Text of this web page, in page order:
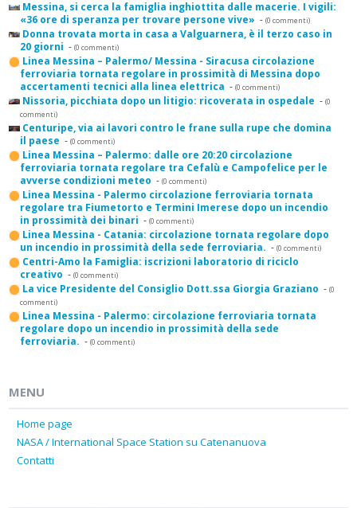
Messina, si cerca la famiglia inghiottita dalle macerie. I vigili:
«36 ore di speranza per trovare persone vive» - (0 commenti)
Donna trovata morta in casa a Valguarnera, è il terzo caso in
20 giorni - (0 commenti)
Linea Messina – Palermo/ Messina - Siracusa circolazione
ferroviaria tornata regolare in prossimità di Messina dopo
accertamenti tecnici alla linea elettrica - (0 commenti)
Nissoria, picchiata dopo un litigio: ricoverata in ospedale - (0
commenti)
Centuripe, via ai lavori contro le frane sulla rupe che domina
il paese - (0 commenti)
Linea Messina – Palermo: dalle ore 20:20 circolazione
ferroviaria tornata regolare tra Cefalù e Campofelice per le
avverse condizioni meteo - (0 commenti)
Linea Messina - Palermo circolazione ferroviaria tornata
regolare tra Fiumetorto e Termini Imerese dopo un incendio
in prossimità dei binari - (0 commenti)
Linea Messina - Catania: circolazione tornata regolare dopo
un incendio in prossimità della sede ferroviaria. - (0 commenti)
Centri-Amo la Famiglia: iscrizioni laboratorio di riciclo
creativo - (0 commenti)
La vice Presidente del Consiglio Dott.ssa Giorgia Graziano - (0
commenti)
Linea Messina - Palermo: circolazione ferroviaria tornata
regolare dopo un incendio in prossimità della sede
ferroviaria. - (0 commenti)
MENU
Home page
NASA / International Space Station su Catenanuova
Contatti